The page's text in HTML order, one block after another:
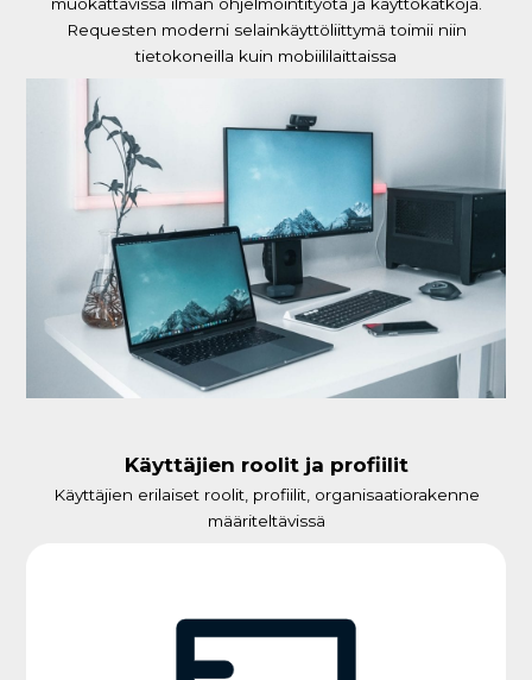
Requesten moderni selainkäyttöliittymä toimii niin
tietokoneilla kuin mobiililaittaissa
Käyttäjien roolit ja profiilit
Käyttäjien erilaiset roolit, profiilit, organisaatiorakenne
määriteltävissä